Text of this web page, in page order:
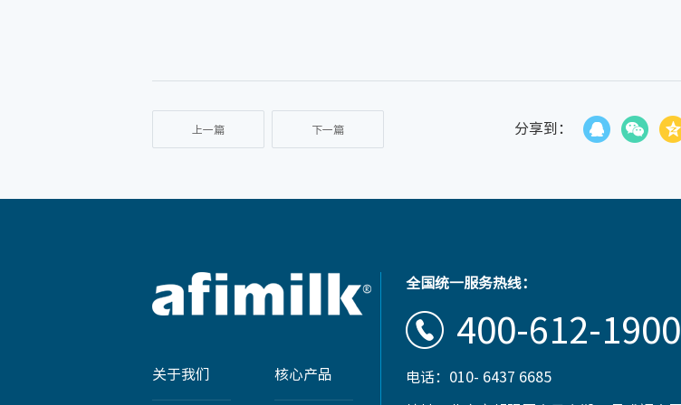
分享到：
上一篇 下一篇
关于我们 核心产品
全国统一服务热线：
400-612-1900
电话：010- 6437 6685